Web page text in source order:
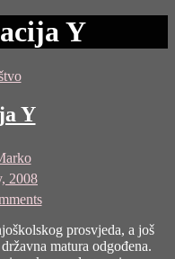
Y
Y
2008
on
Generacija
Y
prosvjeda, a još
matura odgođena.